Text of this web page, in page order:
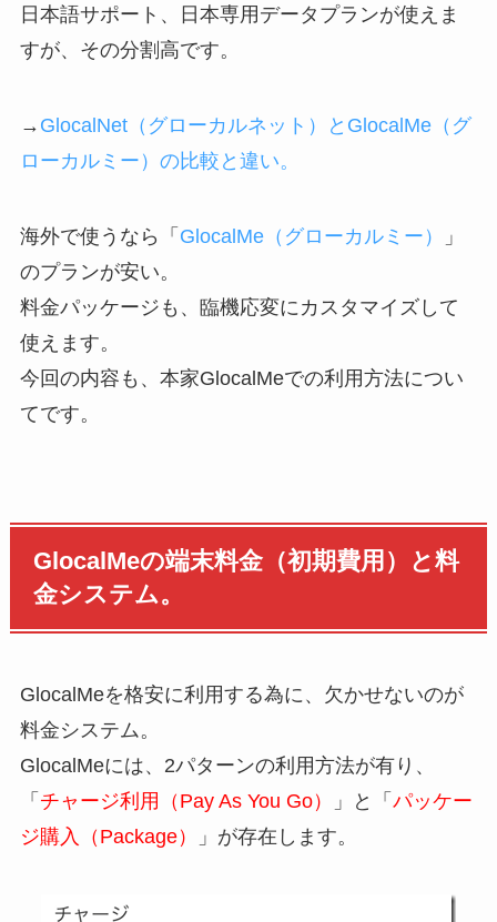
日本語サポート、日本専用データプランが使えま
すが、その分割高です。
→ GlocalNet（グローカルネット）とGlocalMe（グ
ローカルミー）の比較と違い。
海外で使うなら「 GlocalMe（グローカルミー）
」
のプランが安い。
料金パッケージも、臨機応変にカスタマイズして
使えます。
今回の内容も、本家GlocalMeでの利用方法につい
てです。
GlocalMeの端末料金（初期費用）と料
金システム。
GlocalMeを格安に利用する為に、欠かせないのが
料金システム。
GlocalMeには、2パターンの利用方法が有り、
「 チャージ利用（Pay As You Go） 」と「 パッケー
ジ購入（Package）
」が存在します。